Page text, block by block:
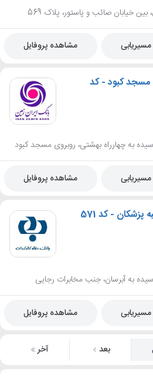
خیابان صائب و پاستور، پلاک 569
مسیریابی مشاهده پروفایل
مسجد کبود - کد
به چهارراه بهشتی، روبروی مسجد کبود
مسیریابی مشاهده پروفایل
- کد 571
به آبرسان، جنب مخابرات رجایی
مسیریابی مشاهده پروفایل
بعد آخر